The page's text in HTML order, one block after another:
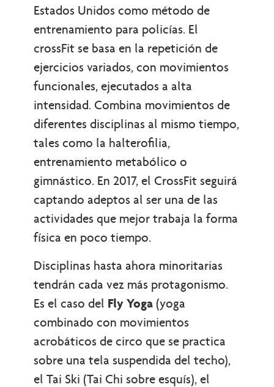
Estados Unidos como método de
entrenamiento para policías. El
crossFit se basa en la repetición de
ejercicios variados, con movimientos
funcionales, ejecutados a alta
intensidad. Combina movimientos de
diferentes disciplinas al mismo tiempo,
tales como la halterofilia,
entrenamiento metabólico o
gimnástico. En 2017, el CrossFit seguirá
captando adeptos al ser una de las
actividades que mejor trabaja la forma
física en poco tiempo.
Disciplinas hasta ahora minoritarias
tendrán cada vez más protagonismo.
Es el caso del Fly Yoga(yoga
combinado con movimientos
acrobáticos de circo que se practica
sobre una tela suspendida del techo),
el Tai Ski (Tai Chi sobre esquís), el